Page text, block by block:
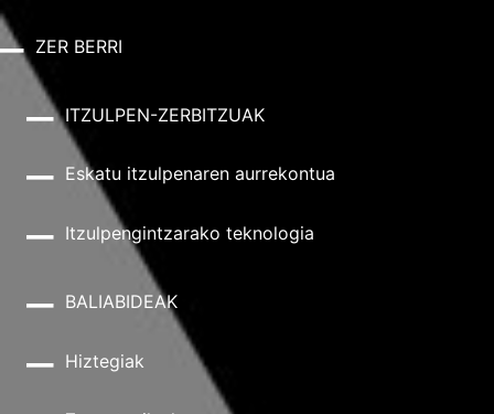
ZER BERRI
ITZULPEN-ZERBITZUAK
Eskatu itzulpenaren aurrekontua
Itzulpengintzarako teknologia
BALIABIDEAK
Hiztegiak